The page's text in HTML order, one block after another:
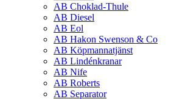
AB Choklad-Thule
AB Diesel
AB Eol
AB Hakon Swenson & Co
AB Köpmannatjänst
AB Lindénkranar
AB Nife
AB Roberts
AB Separator